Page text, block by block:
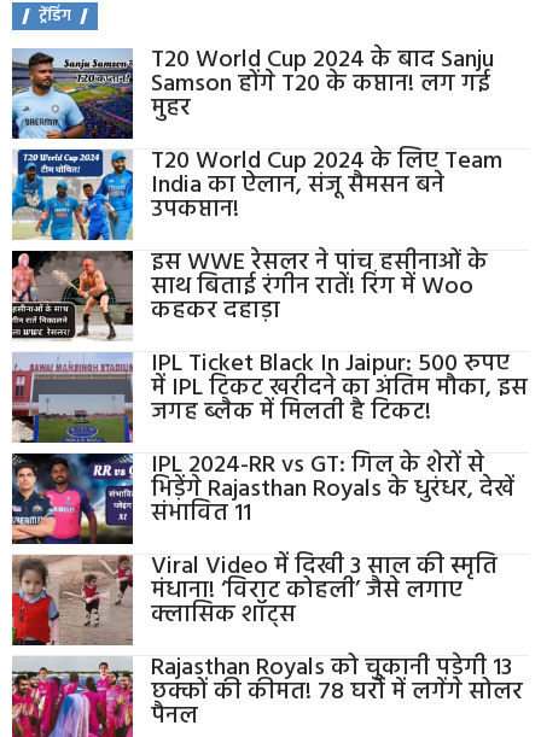
ट्रेंडिंग
T20 World Cup 2024 के बाद Sanju
Samson होंगे T20 के कप्तान! लग गई
मुहर
T20 World Cup 2024 के लिए Team
India का ऐलान, संजू सैमसन बने
उपकप्तान!
इस WWE रेसलर ने पांच हसीनाओं के
साथ बिताई रंगीन रातें! रिंग में Woo
कहकर दहाड़ा
IPL Ticket Black In Jaipur: 500 रुपए
में IPL टिकट खरीदने का अंतिम मौका, इस
जगह ब्लैक में मिलती है टिकट!
IPL 2024-RR vs GT: गिल के शेरों से
भिड़ेंगे Rajasthan Royals के धुरंधर, देखें
संभावित 11
Viral Video में दिखी 3 साल की स्मृति
मंधाना! ‘विराट कोहली’ जैसे लगाए
क्लासिक शॉट्स
Rajasthan Royals को चुकानी पड़ेगी 13
छक्कों की कीमत! 78 घरों में लगेंगे सोलर
पैनल